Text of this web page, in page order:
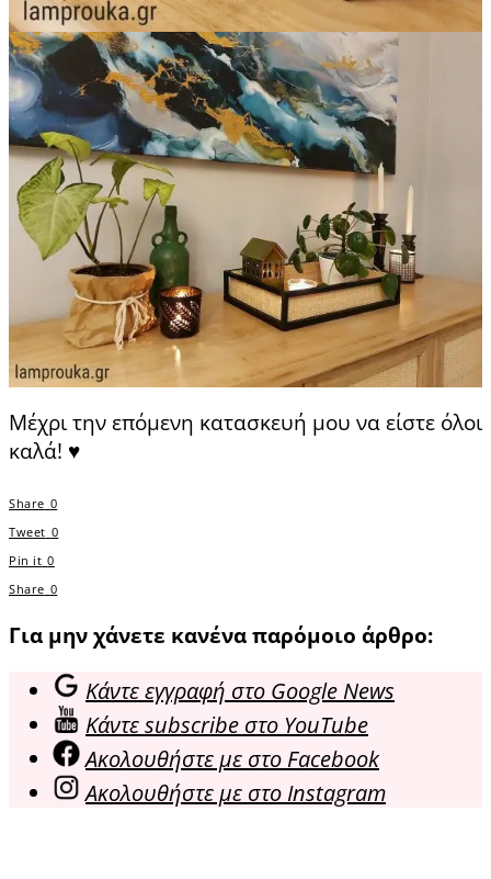
Μέχρι την επόμενη κατασκευή μου να είστε όλοι
καλά! ♥
Share 0
Tweet 0
Pin it 0
Share 0
Για μην χάνετε κανένα παρόμοιο άρθρο:
Κάντε εγγραφή στο Google News
Κάντε subscribe στο YouTube
Ακολουθήστε με στο Facebook
Ακολουθήστε με στο Instagram